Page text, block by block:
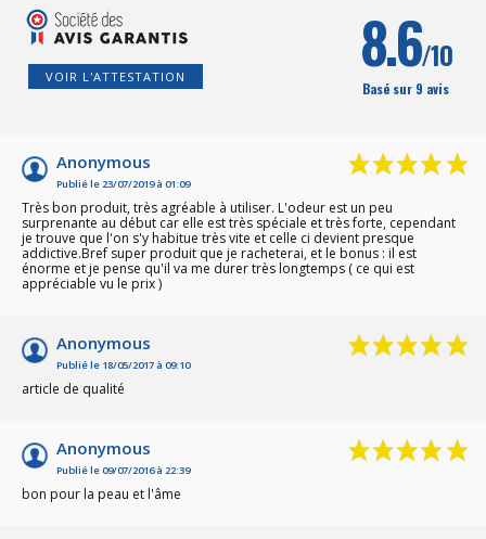
VOIR L'ATTESTATION 8.6/10
Basé sur 9 avis
Anonymous
Publié le 23/07/2019 à 01:09
Très bon produit, très agréable à utiliser. L'odeur est un peu
surprenante au début car elle est très spéciale et très forte, cependant
je trouve que l'on s'y habitue très vite et celle ci devient presque
addictive.Bref super produit que je racheterai, et le bonus : il est
énorme et je pense qu'il va me durer très longtemps ( ce qui est
appréciable vu le prix )
Anonymous
Publié le 18/05/2017 à 09:10
article de qualité
Anonymous
Publié le 09/07/2016 à 22:39
bon pour la peau et l'âme